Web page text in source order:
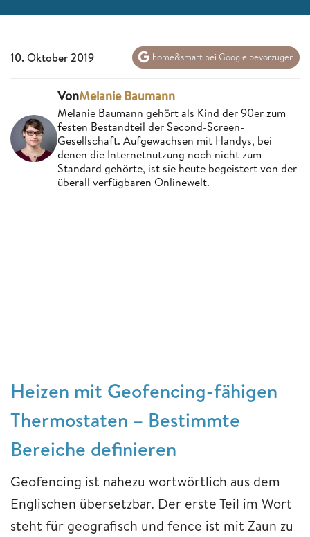
10. Oktober 2019 home&smart bei Google bevorzugen
VonMelanie Baumann
Melanie Baumann gehört als Kind der 90er zum
festen Bestandteil der Second-Screen-
Gesellschaft. Aufgewachsen mit Handys, bei
denen die Internetnutzung noch nicht zum
Standard gehörte, ist sie heute begeistert von der
überall verfügbaren Onlinewelt.
Heizen mit Geofencing-fähigen
Thermostaten – Bestimmte
Bereiche definieren
Geofencing ist nahezu wortwörtlich aus dem
Englischen übersetzbar. Der erste Teil im Wort
steht für geografisch und fence ist mit Zaun zu